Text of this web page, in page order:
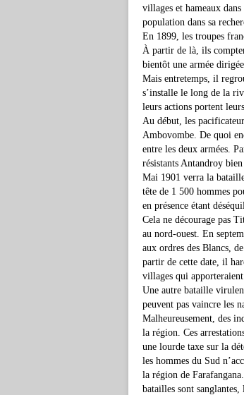
villages et hameaux
population dans sa
En 1899, les troupes
À partir de là, ils
bientôt une armée
Mais entretemps, il
s’installe le long de la
leurs actions portent
Au début, les
Ambovombe. De quoi
entre les deux armées.
résistants Antandroy
Mai 1901 verra la
tête de 1 500 hommes
en présence étant
Cela ne décourage pas
au nord-ouest. En
aux ordres des Blancs,
partir de cette date, il
villages qui
Une autre bataille
peuvent pas vaincre les
Malheureusement, des
la région. Ces
une lourde taxe sur la
les hommes du Sud
la région de
batailles sont